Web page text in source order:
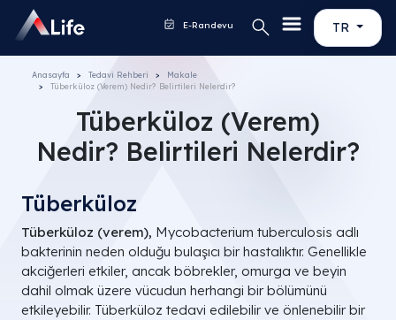
TR
E-Randevu
Anasayfa Tedavi Rehberi
Makale
Tüberküloz (Verem) Nedir? Belirtileri Nelerdir?
Tüberküloz (Verem)
Nedir? Belirtileri Nelerdir?
Tüberküloz
Tüberküloz (verem), Mycobacterium tuberculosis adlı
bakterinin neden olduğu bulaşıcı bir hastalıktır. Genellikle
akciğerleri etkiler, ancak böbrekler, omurga ve beyin
dahil olmak üzere vücudun herhangi bir bölümünü
etkileyebilir. Tüberküloz tedavi edilebilir ve önlenebilir bir